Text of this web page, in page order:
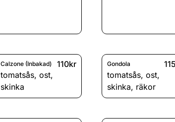
Calzone (Inbakad)
110kr
tomatsås, ost,
skinka
Gondola
tomatsås,ost,
skinka, räkor